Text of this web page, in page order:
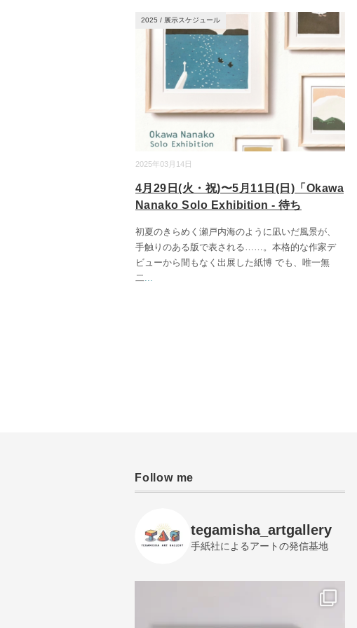
2025年03月14日
2025 / 展示スケジュール
4月29日(火・祝)〜5月11日(日)「Okawa
Nanako Solo Exhibition - 待ち
初夏のきらめく瀬戸内海のように凪いだ風景が、
手触りのある版で表される……。本格的な作家デ
ビューから間もなく出展した紙博 でも、唯一無
二...
Follow me
tegamisha_artgallery
手紙社によるアートの発信基地